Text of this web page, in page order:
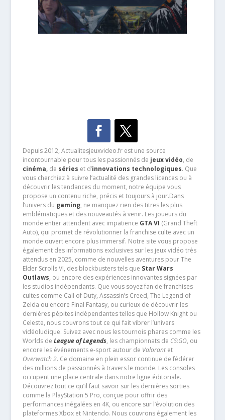
Depuis 2012, Actualitesjeuxvideo.fr est une source
incontournable pour tous les passionnés de jeux vidéo, de
cinéma,de séries et d’innovations technologiques. Que
vous cherchiez à suivre l’actualité des grandes licences ou à
découvrir les tendances du moment, notre équipe vous
propose un contenu riche, précis et toujours à jour.Dans
l’univers du gaming, ne manquez rien des titres les plus
emblématiques et des nouveautés à venir. Les joueurs du
monde entier attendent avec impatience GTA VI (Grand Theft
Auto), qui promet de révolutionner la franchise culte avec un
monde ouvert encore plus immersif. Notre site vous propose
également des informations exclusives sur les jeux vidéo très
attendus en 2025, comme de nouvelles aventures pour The
Elder Scrolls VI, des blockbusters tels que Star Wars
Outlaws, ou encore des expériences innovantes signées par
les studios indépendants. Que vous soyez fan de franchises
cultes comme Call of Duty, Assassin’s Creed, The Legend of
Zelda ou encore Final Fantasy, ou curieux de découvrir les
dernières pépites indépendantes telles que Hollow Knight ou
Celeste, nous couvrons tout ce qui fait vibrer l’univers
vidéoludique. Suivez avec nous les tournois phares comme les
Worlds de League of Legends, les championnats de CS:GO, ou
encore les événements e-sport autour de Valorantet
Overwatch 2. Ce domaine en plein essor continue de fédérer
des millions de passionnés à travers le monde. Les consoles
occupent une place centrale dans notre ligne éditoriale.
Découvrez tout ce qu’il faut savoir sur les dernières sorties
comme la PlayStation 5 Pro, conçue pour offrir des
performances inégalées en 4K, ou encore sur l’évolution des
plateformes Xbox et Nintendo. Nous couvrons également les